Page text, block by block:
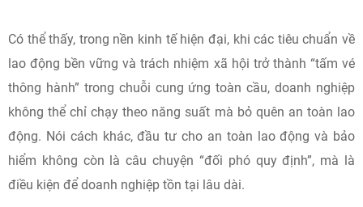
Có thể thấy, trong nền kinh tế hiện đại, khi các tiêu chuẩn về
lao động bền vững và trách nhiệm xã hội trở thành “tấm vé
thông hành” trong chuỗi cung ứng toàn cầu, doanh nghiệp
không thể chỉ chạy theo năng suất mà bỏ quên an toàn lao
động. Nói cách khác, đầu tư cho an toàn lao động và bảo
hiểm không còn là câu chuyện “đối phó quy định”, mà là
điều kiện để doanh nghiệp tồn tại lâu dài.